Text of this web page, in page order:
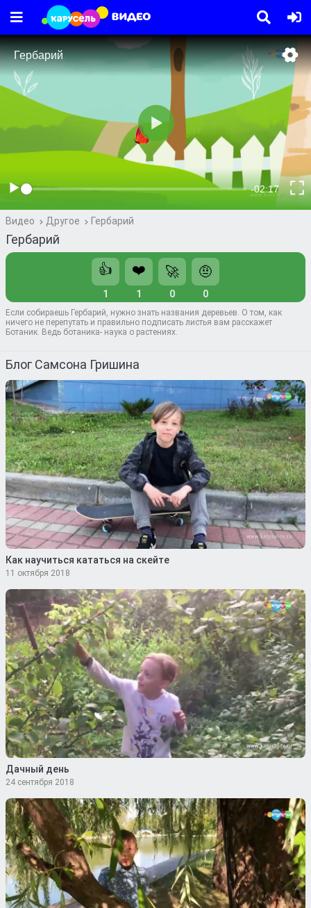
Видео Другое Гербарий
Гербарий
👍
1
❤️
1
🚀
0
🤨
0
Если собираешь Гербарий, нужно знать названия деревьев. О том, как
ничего не перепутать и правильно подписать листья вам расскажет
Ботаник. Ведь ботаника- наука о растениях.
Блог Самсона Гришина
Как научиться кататься на скейте
11 октября 2018
Дачный день
24 сентября 2018